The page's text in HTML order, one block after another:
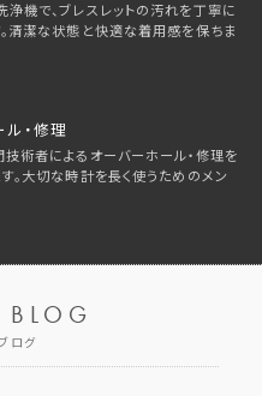
機で、ブレスレットの汚れを丁寧に
清潔な状態と快適な着用感を保ちま
・修理
術者によるオーバーホール・修理を
。大切な時計を長く使うためのメン
ログ